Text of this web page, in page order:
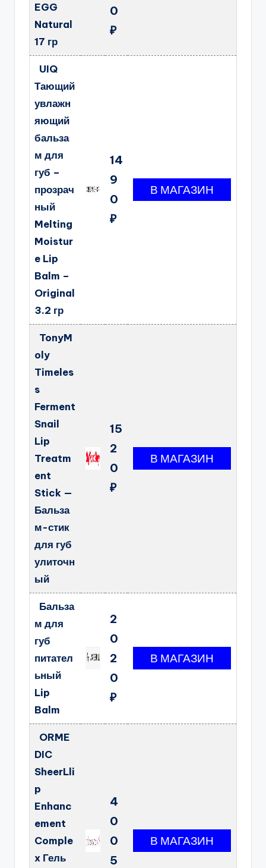
EGG
Natural
17 гр
0
₽
UIQ
Тающий
увлажн
яющий
бальза
м для
губ –
прозрач
ный
Melting
Moistur
e Lip
Balm –
Original
3.2 гр
14
9
0
₽
TonyM
oly
Timeles
s
Ferment
Snail
Lip
Treatm
ent
Stick —
Бальза
м-стик
для губ
улиточн
ый
15
2
0
₽
Бальза
м для
губ
питател
ьный
Lip
Balm
2
0
2
0
₽
ORME
DIC
SheerLli
p
Enhanc
ement
Comple
x Гель
4
0
0
5